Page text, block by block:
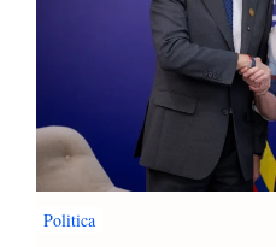
Politica